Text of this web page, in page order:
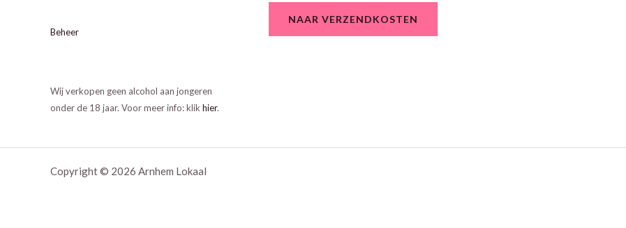
Beheer
Wij verkopen geen alcohol aan jongeren
onder de 18 jaar. Voor meer info: klik hier.
NAAR VERZENDKOSTEN
Copyright © 2026 Arnhem Lokaal